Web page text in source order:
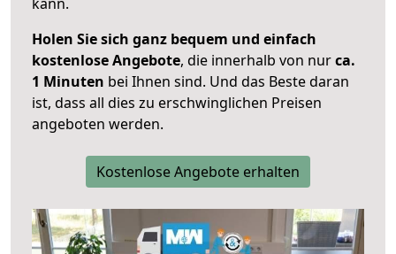
Holen Sie sich ganz bequem und einfach
kostenlose Angebote, die innerhalb von nurca.
1 Minuten bei Ihnen sind. Und das Beste daran
ist, dass all dies zu erschwinglichen Preisen
angeboten werden.
Kostenlose Angebote erhalten